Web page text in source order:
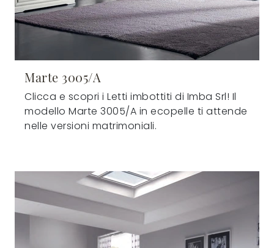
Marte 3005/A
Clicca e scopri i Letti imbottiti di Imba Srl! Il
modello Marte 3005/A in ecopelle ti attende
nelle versioni matrimoniali.